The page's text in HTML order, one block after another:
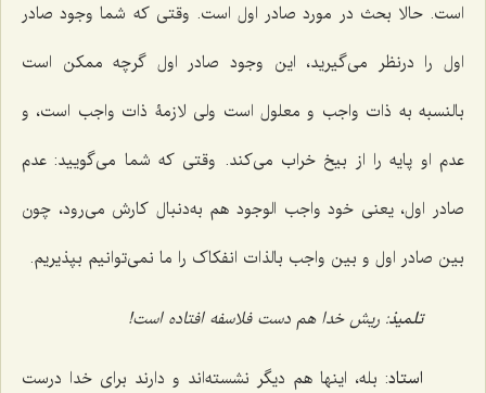
است. حالا بحث در مورد صادر اول است. وقتى‌ که شما وجود صادر
اول را درنظر مى‌گیرید، این وجود صادر اول گرچه ممکن است
بالنسبه به ذات واجب و معلول است ولى لازمۀ ذات واجب است، و
عدم او پایه را از بیخ خراب مى‌کند. وقتى ‌که شما مى‌گویید: عدم
صادر اول، یعنى خود واجب الوجود هم به‌دنبال کارش مى‌رود، چون
بین صادر اول و بین واجب بالذات انفکاک را ما نمى‌توانیم بپذیریم.
تلمیذ: ریش خدا هم دست فلاسفه افتاده است!
استاد: بله، اینها هم دیگر نشسته‌اند و دارند براى خدا درست